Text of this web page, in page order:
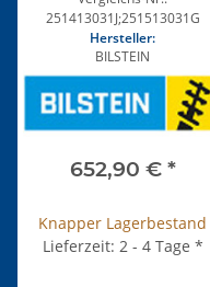
251413031J;251513031G
Hersteller:
BILSTEIN
652,90 € *
Knapper Lagerbestand
Lieferzeit: 2 - 4 Tage *